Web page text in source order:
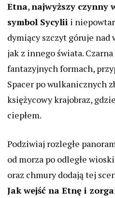
Etna,najwyższy czynny
symbol Sycylii i
dymiący szczyt góruje nad
jak z innego świata. Czarna
fantazyjnych formach,
Spacer po wulkanicznych
księżycowy krajobraz,
ciepłem.
Podziwiaj rozległe
od morza po odległe
oraz chmury dodają tej
Jak wejść na Etnę i